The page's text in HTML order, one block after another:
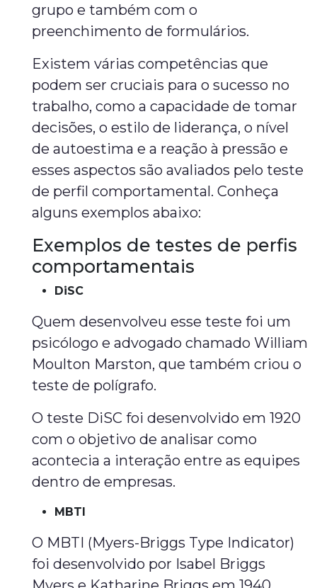
grupo e também com o
preenchimento de formulários.
Existem várias competências que
podem ser cruciais para o sucesso no
trabalho, como a capacidade de tomar
decisões, o estilo de liderança, o nível
de autoestima e a reação à pressão e
esses aspectos são avaliados pelo teste
de perfil comportamental. Conheça
alguns exemplos abaixo:
Exemplos de testes de perfis
comportamentais
DiSC
Quem desenvolveu esse teste foi um
psicólogo e advogado chamado William
Moulton Marston, que também criou o
teste de polígrafo.
O teste DiSC foi desenvolvido em 1920
com o objetivo de analisar como
acontecia a interação entre as equipes
dentro de empresas.
MBTI
O MBTI (Myers-Briggs Type Indicator)
foi desenvolvido por Isabel Briggs